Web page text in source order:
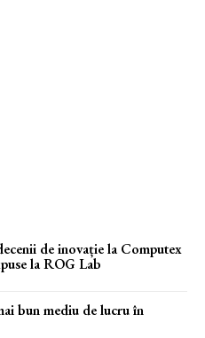
de inovație la Computex
la ROG Lab
bun mediu de lucru în